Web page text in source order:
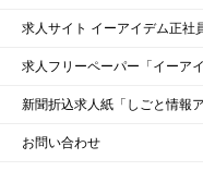
求人サイト イーアイデム正社
求人フリーペーパー「イーア
新聞折込求人紙「しごと情報ア
お問い合わせ